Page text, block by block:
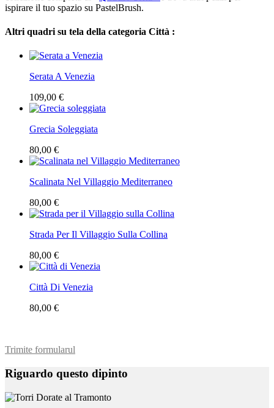
ispirare il tuo spazio su PastelBrush.
Altri quadri su tela della categoria Città :
Serata A Venezia
109,00 €
Grecia Soleggiata
80,00 €
Scalinata Nel Villaggio Mediterraneo
80,00 €
Strada Per Il Villaggio Sulla Collina
80,00 €
Città Di Venezia
80,00 €
Trimite formularul
Riguardo questo dipinto